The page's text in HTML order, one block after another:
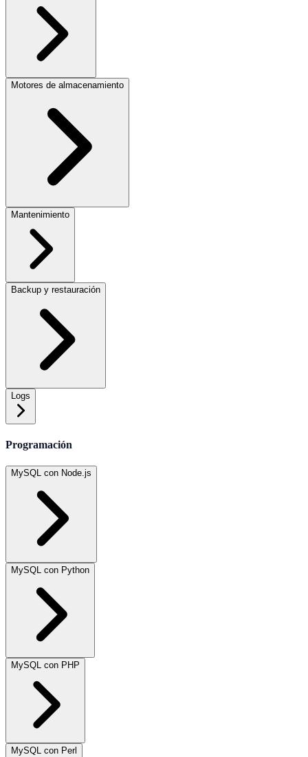
Motores de almacenamiento
Mantenimiento
Backup y restauración
Logs
Programación
MySQL con Node.js
MySQL con Python
MySQL con PHP
MySQL con Perl